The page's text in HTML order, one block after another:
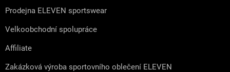
Prodejna ELEVEN sportswear
Velkoobchodní spolupráce
Affiliate
Zakázková výroba sportovního oblečení ELEVEN